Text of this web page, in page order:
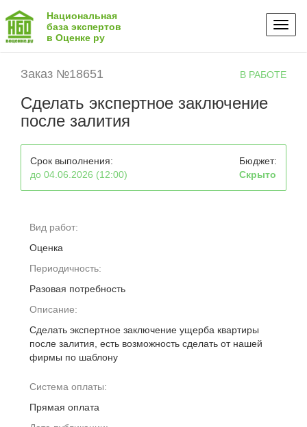
Национальная
база экспертов
в Оценке ру
Заказ №18651 В РАБОТЕ
Сделать экспертное заключение
после залития
Срок выполнения:
до 04.06.2026 (12:00)
Бюджет:
Скрыто
Вид работ:
Оценка
Периодичность:
Разовая потребность
Описание:
Сделать экспертное заключение ущерба квартиры
после залития, есть возможность сделать от нашей
фирмы по шаблону
Система оплаты:
Прямая оплата